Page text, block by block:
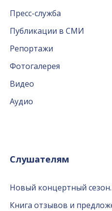
Пресс-служба
Публикации в СМИ
Репортажи
Фотогалерея
Видео
Аудио
Слушателям
Новый концертный
Книга отзывов и